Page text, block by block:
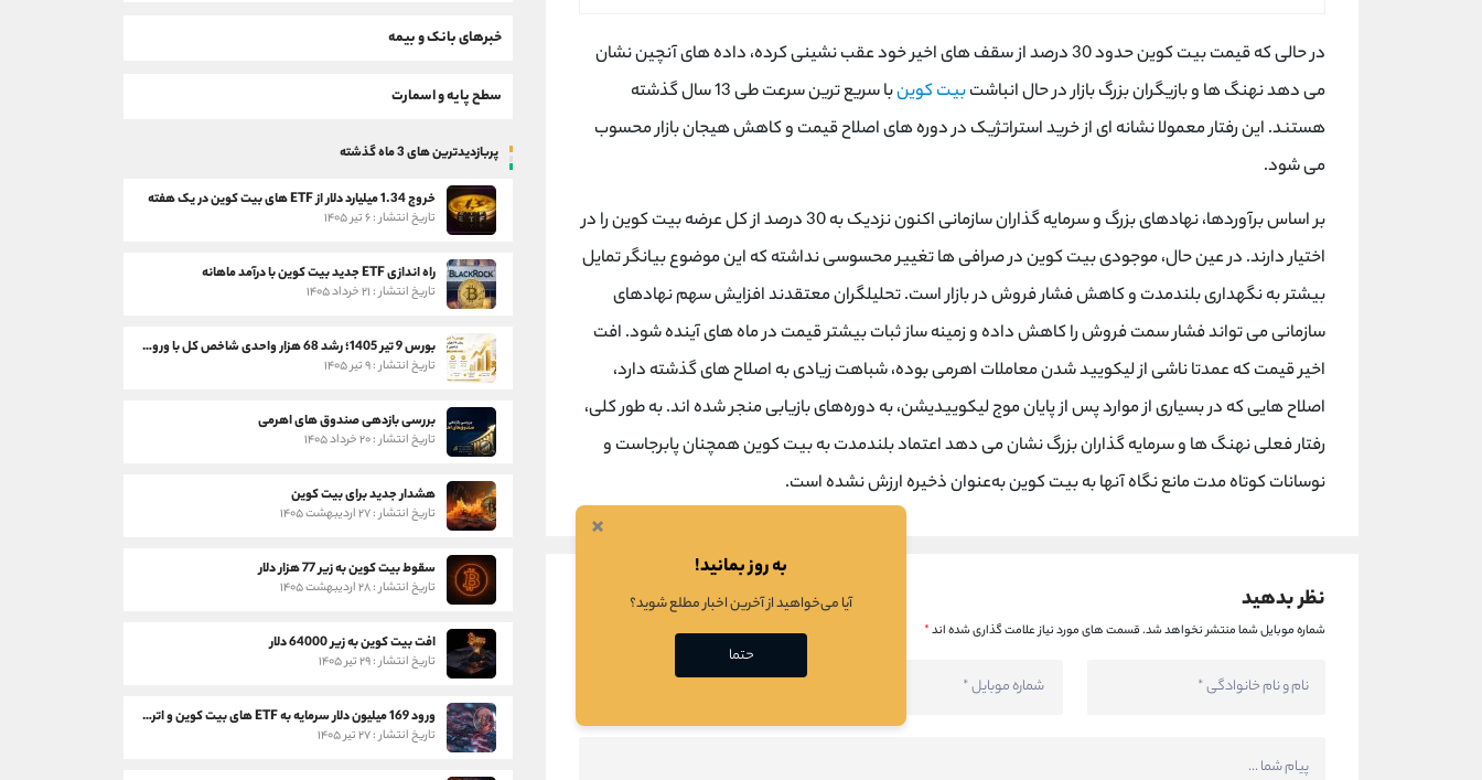
در حالی که قیمت بیت کوین حدود 30 درصد از سقف های اخیر خود عقب نشینی کرده، داده های آنچین نشان
می دهد نهنگ ها و بازیگران بزرگ بازار در حال انباشتبیت کوین
با سریع ترین سرعت طی 13 سال گذشته
هستند. این رفتار معمولا نشانه ای از خرید استراتژیک در دوره های اصلاح قیمت و کاهش هیجان بازار محسوب
می شود.
بر اساس برآوردها، نهادهای بزرگ و سرمایه گذاران سازمانی اکنون نزدیک به 30 درصد از کل عرضه بیت کوین را در
اختیار دارند. در عین حال، موجودی بیت کوین در صرافی ها تغییر محسوسی نداشته که این موضوع بیانگر تمایل
بیشتر به نگهداری بلندمدت و کاهش فشار فروش در بازار است. تحلیلگران معتقدند افزایش سهم نهادهای
سازمانی می تواند فشار سمت فروش را کاهش داده و زمینه ساز ثبات بیشتر قیمت در ماه های آینده شود. افت
اخیر قیمت که عمدتا ناشی از لیکویید شدن معاملات اهرمی بوده، شباهت زیادی به اصلاح های گذشته دارد،
اصلاح هایی که در بسیاری از موارد پس از پایان موج لیکوییدیشن، به دوره‌های بازیابی منجر شده اند. به طور کلی،
رفتار فعلی نهنگ ها و سرمایه گذاران بزرگ نشان می دهد اعتماد بلندمدت به بیت کوین همچنان پابرجاست و
نوسانات کوتاه مدت مانع نگاه آنها به بیت کوین به‌عنوان ذخیره ارزش نشده است.
نظر بدهید
شماره موبایل شما منتشر نخواهد شد.قسمت های مورد نیاز علامت گذاری شده اند*
خبرهای بانک و بیمه
سطح پایه و اسمارت
پربازدیدترین های 3 ماه گذشته
خروج 1.34 میلیارد دلار از ETF های بیت کوین در یک هفته
تاریخ انتشار : ۶ تیر ۱۴۰۵
راه اندازی ETF جدید بیت کوین با درآمد ماهانه
تاریخ انتشار : ۲۱ خرداد ۱۴۰۵
بورس 9 تیر 1405؛ رشد 68 هزار واحدی شاخص کل با ورود 3 همت پول حقیقی
تاریخ انتشار : ۹ تیر ۱۴۰۵
بررسی بازدهی صندوق های اهرمی
تاریخ انتشار : ۲۰ خرداد ۱۴۰۵
هشدار جدید برای بیت کوین
تاریخ انتشار : ۲۷ اردیبهشت ۱۴۰۵
سقوط بیت کوین به زیر 77 هزار دلار
تاریخ انتشار : ۲۸ اردیبهشت ۱۴۰۵
افت بیت کوین به زیر 64000 دلار
تاریخ انتشار : ۲۹ تیر ۱۴۰۵
ورود 169 میلیون دلار سرمایه به ETF های بیت کوین و اتریوم
تاریخ انتشار : ۲۷ تیر ۱۴۰۵
×
به روز بمانید!
آیا می‌خواهید از آخرین اخبار مطلع شوید؟
حتما